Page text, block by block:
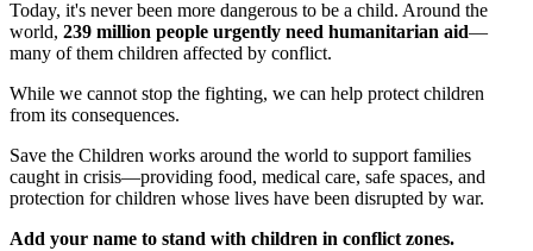
Today, it's never been more dangerous to be a child. Around the
world, 239 million people urgently need humanitarian aid—
many of them children affected by conflict.
While we cannot stop the fighting, we can help protect children
from its consequences.
Save the Children works around the world to support families
caught in crisis—providing food, medical care, safe spaces, and
protection for children whose lives have been disrupted by war.
Add your name to stand with children in conflict zones.